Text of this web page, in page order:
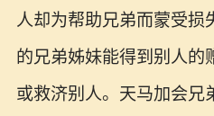
人却为帮助兄弟而蒙受损
的兄弟姊妹能得到别人的
或救济别人。天马加会兄